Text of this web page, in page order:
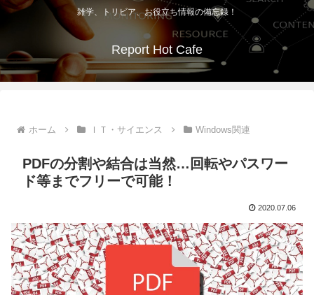
雑学、トリビア、お役立ち情報の備忘録！
Report Hot Cafe
ホーム ＩＴ・サイエンス Windows関連
PDFの分割や結合は当然…回転やパスワー
ド等までフリーで可能！
2020.07.06